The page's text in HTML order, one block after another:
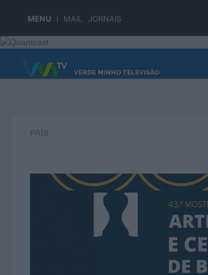
MENU MAIL JORNAIS
Skip to content